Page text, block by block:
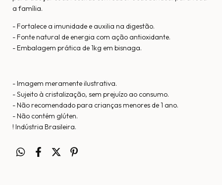
a família.
- Fortalece a imunidade e auxilia na digestão.
- Fonte natural de energia com ação antioxidante.
- Embalagem prática de 1kg em bisnaga.
- Imagem meramente ilustrativa.
- Sujeito à cristalização, sem prejuízo ao consumo.
- Não recomendado para crianças menores de 1 ano.
- Não contém glúten.
! Indústria Brasileira.